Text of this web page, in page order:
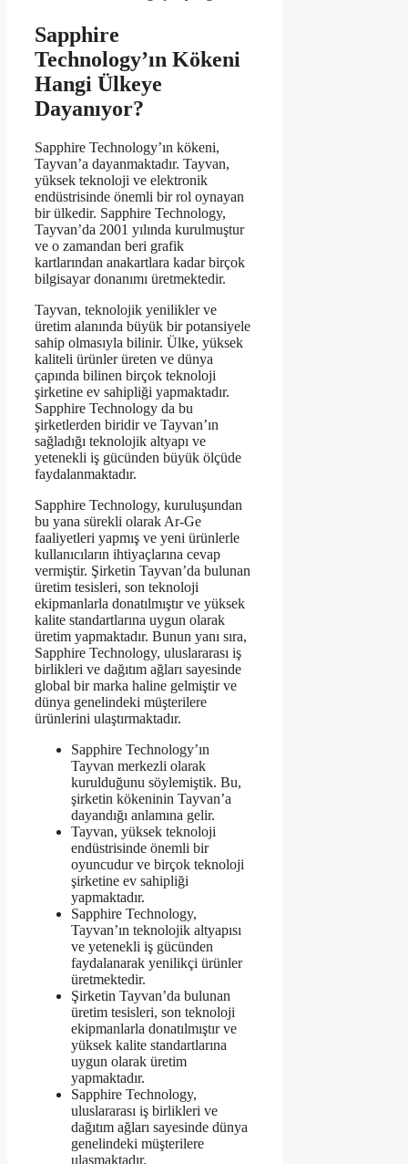
Sapphire
Technology’ın Kökeni
Hangi Ülkeye
Dayanıyor?
Sapphire Technology’ın kökeni,
Tayvan’a dayanmaktadır. Tayvan,
yüksek teknoloji ve elektronik
endüstrisinde önemli bir rol oynayan
bir ülkedir. Sapphire Technology,
Tayvan’da 2001 yılında kurulmuştur
ve o zamandan beri grafik
kartlarından anakartlara kadar birçok
bilgisayar donanımı üretmektedir.
Tayvan, teknolojik yenilikler ve
üretim alanında büyük bir potansiyele
sahip olmasıyla bilinir. Ülke, yüksek
kaliteli ürünler üreten ve dünya
çapında bilinen birçok teknoloji
şirketine ev sahipliği yapmaktadır.
Sapphire Technology da bu
şirketlerden biridir ve Tayvan’ın
sağladığı teknolojik altyapı ve
yetenekli iş gücünden büyük ölçüde
faydalanmaktadır.
Sapphire Technology, kuruluşundan
bu yana sürekli olarak Ar-Ge
faaliyetleri yapmış ve yeni ürünlerle
kullanıcıların ihtiyaçlarına cevap
vermiştir. Şirketin Tayvan’da bulunan
üretim tesisleri, son teknoloji
ekipmanlarla donatılmıştır ve yüksek
kalite standartlarına uygun olarak
üretim yapmaktadır. Bunun yanı sıra,
Sapphire Technology, uluslararası iş
birlikleri ve dağıtım ağları sayesinde
global bir marka haline gelmiştir ve
dünya genelindeki müşterilere
ürünlerini ulaştırmaktadır.
Sapphire Technology’ın
Tayvan merkezli olarak
kurulduğunu söylemiştik. Bu,
şirketin kökeninin Tayvan’a
dayandığı anlamına gelir.
Tayvan, yüksek teknoloji
endüstrisinde önemli bir
oyuncudur ve birçok teknoloji
şirketine ev sahipliği
yapmaktadır.
Sapphire Technology,
Tayvan’ın teknolojik altyapısı
ve yetenekli iş gücünden
faydalanarak yenilikçi ürünler
üretmektedir.
Şirketin Tayvan’da bulunan
üretim tesisleri, son teknoloji
ekipmanlarla donatılmıştır ve
yüksek kalite standartlarına
uygun olarak üretim
yapmaktadır.
Sapphire Technology,
uluslararası iş birlikleri ve
dağıtım ağları sayesinde dünya
genelindeki müşterilere
ulaşmaktadır.